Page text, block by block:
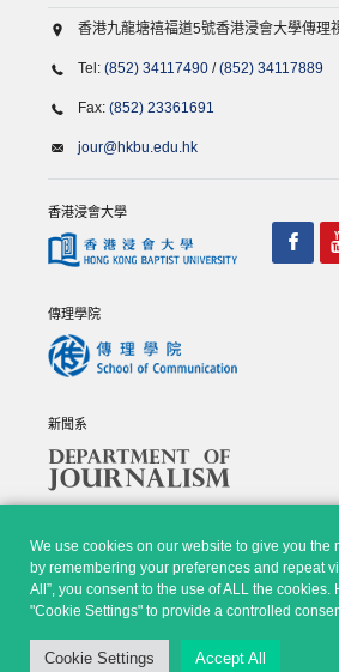
We use cookies on our website to give you the
by remembering your preferences and repeat
All”, you consent to the use of ALL the cookies.
"Cookie Settings" to provide a controlled
Cookie Settings Accept All
香港九龍塘禧福道5號香港浸會大學傳理
Tel: (852) 34117490 /(852) 34117889
Fax: (852) 23361691
jour@hkbu.edu.hk
香港浸會大學
傳理學院
新聞系
© Copyright 2026 - 香港浸會大學傳
Policy
|